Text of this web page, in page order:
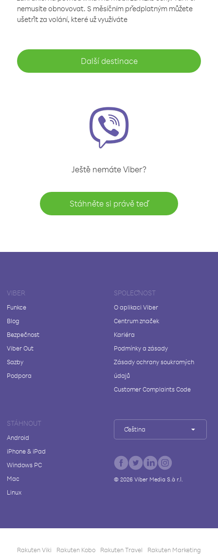
nemusíte obnovovat. S měsíčním předplatným můžete
ušetřit za volání, které už využíváte
Další destinace
Ještě nemáte Viber?
Stáhněte si právě teď
VIBER
Funkce
Blog
Bezpečnost
Viber Out
Sazby
Podpora
SPOLEČNOST
O aplikaci Viber
Centrum značek
Kariéra
Podmínky a zásady
Zásady ochrany soukromých
údajů
Customer Complaints Code
STÁHNOUT
Android
iPhone & iPad
Windows PC
Mac
Linux
Čeština
© 2026Viber Media S.à r.l.
Rakuten Viki Rakuten Kobo Rakuten Travel Rakuten Marketing